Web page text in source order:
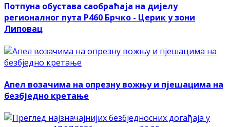
Потпуна обустава саобраћаја на дијелу
регионалног пута Р460 Брчко - Церик у зони
Липовац
Апел возачима на опрезну вожњу и пјешацима на
безбједно кретање